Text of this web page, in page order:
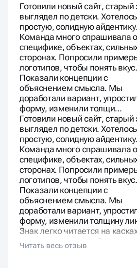
Готовили новый сайт, старый
выглядел по детски. Хотелось
простую, солидную айдентику.
Команда много спрашивала о
специфике, объектах,
сторонах. Попросили
логотипов, чтобы понять вкус.
Показали концепции с
объяснением смысла. Мы
доработали вариант,
форму, изменили толщи…
Готовили новый сайт, старый
выглядел по детски. Хотелось
простую, солидную айдентику.
Команда много спрашивала о
специфике, объектах,
сторонах. Попросили
логотипов, чтобы понять вкус.
Показали концепции с
объяснением смысла. Мы
доработали вариант,
форму, изменили толщину
Знак легко читается на
чертежах, письмах. С новым
логотипом компания выглядит